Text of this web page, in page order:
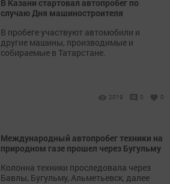
В Казани стартовал автопробег по
случаю Дня машиностроителя
В пробеге участвуют автомобили и
другие машины, производимые и
собираемые в Татарстане.
2019 0 0
Международный автопробег техники на
природном газе прошел через Бугульму
Колонна техники проследовала через
Бавлы, Бугульму, Альметьевск, далее